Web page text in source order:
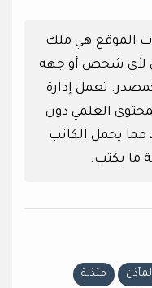
الموقع هي ملك
لأي شخص أو جهة
تعمل إدارة
العلمي دون
يحمل الكاتب
ما يكتب.
مئذنة